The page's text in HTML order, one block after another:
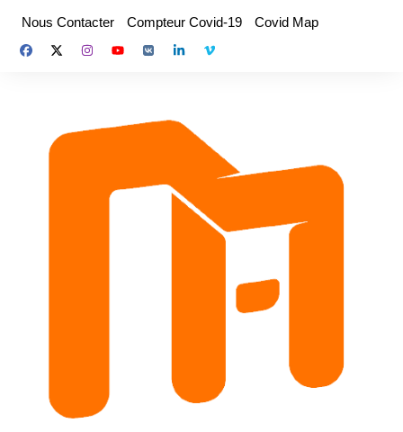
contenu
Nous Contacter Compteur Covid-19 Covid Map